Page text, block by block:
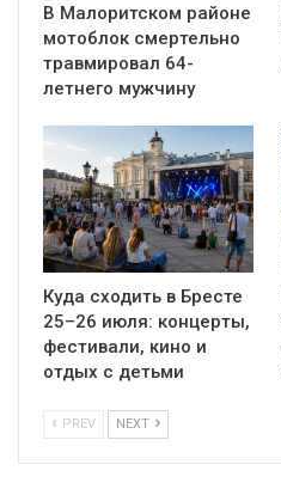
В Малоритском районе
мотоблок смертельно
травмировал 64-
летнего мужчину
Куда сходить в Бресте
25–26 июля: концерты,
фестивали, кино и
отдых с детьми
PREV NEXT